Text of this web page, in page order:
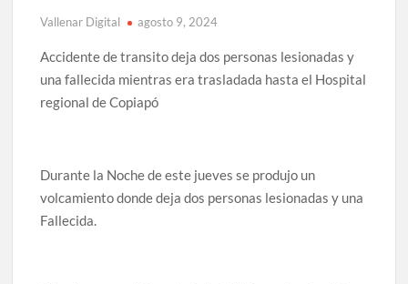
Vallenar Digital agosto 9, 2024
Accidente de transito deja dos personas lesionadas y
una fallecida mientras era trasladada hasta el Hospital
regional de Copiapó
Durante la Noche de este jueves se produjo un
volcamiento donde deja dos personas lesionadas y una
Fallecida.